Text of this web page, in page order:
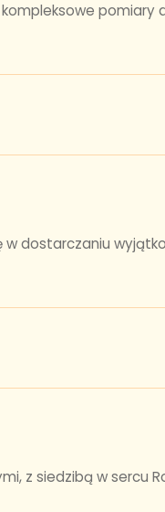
w dostarczaniu
z siedzibą w sercu